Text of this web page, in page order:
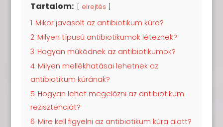
Tartalom: elrejtés
1 Mikor javasolt az antibiotikum kúra?
2 Milyen típusú antibiotikumok léteznek?
3 Hogyan működnek az antibiotikumok?
4 Milyen mellékhatásai lehetnek az
antibiotikum kúrának?
5 Hogyan lehet megelőzni az antibiotikum
rezisztenciát?
6 Mire kell figyelni az antibiotikum kúra alatt?